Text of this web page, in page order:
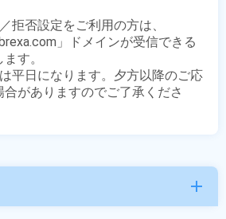
拒否設定をご利用の方は、
」ドメインが受信できる
す。
平日になります。夕方以降のご応
がありますのでご了承くださ
add